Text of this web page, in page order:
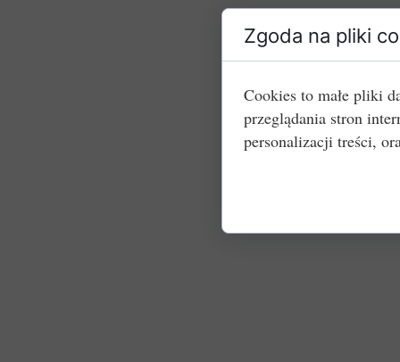
Zgoda na pliki
Cookies to małe pliki
przeglądania stron
personalizacji treści,